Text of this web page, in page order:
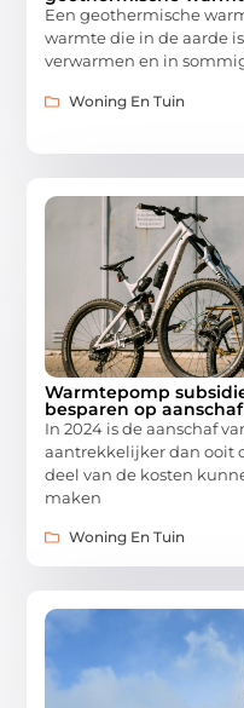
Een geothermische
warmte die in de aarde
verwarmen en in
Woning En Tuin
Warmtepomp
besparen op
In 2024 is de aanschaf
aantrekkelijker dan ooit
deel van de kosten
maken
Woning En Tuin